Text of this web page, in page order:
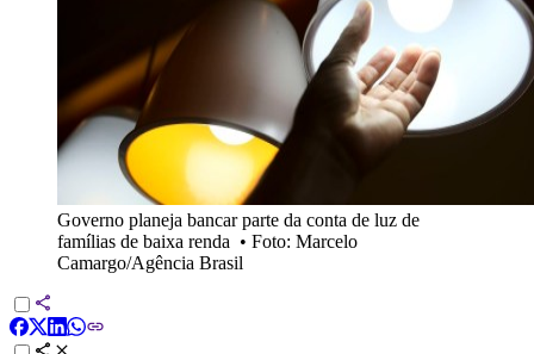
Governo planeja bancar parte da conta de luz de
famílias de baixa renda • Foto: Marcelo
Camargo/Agência Brasil